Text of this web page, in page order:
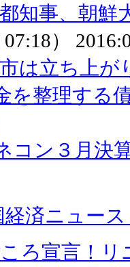
知事、朝鮮
07:18）
は立ち上が
を整理する
コン３月決
経済ニュー
ろ宣言！